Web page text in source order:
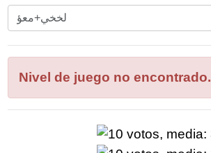
Ingrese
todas
letras
rompecabezas:
Nivel de juego no encontrado.